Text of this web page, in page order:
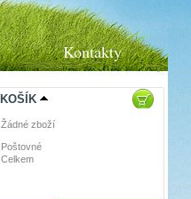
Kontakty
KOŠÍK
Žádné zboží
Poštovné
Celkem